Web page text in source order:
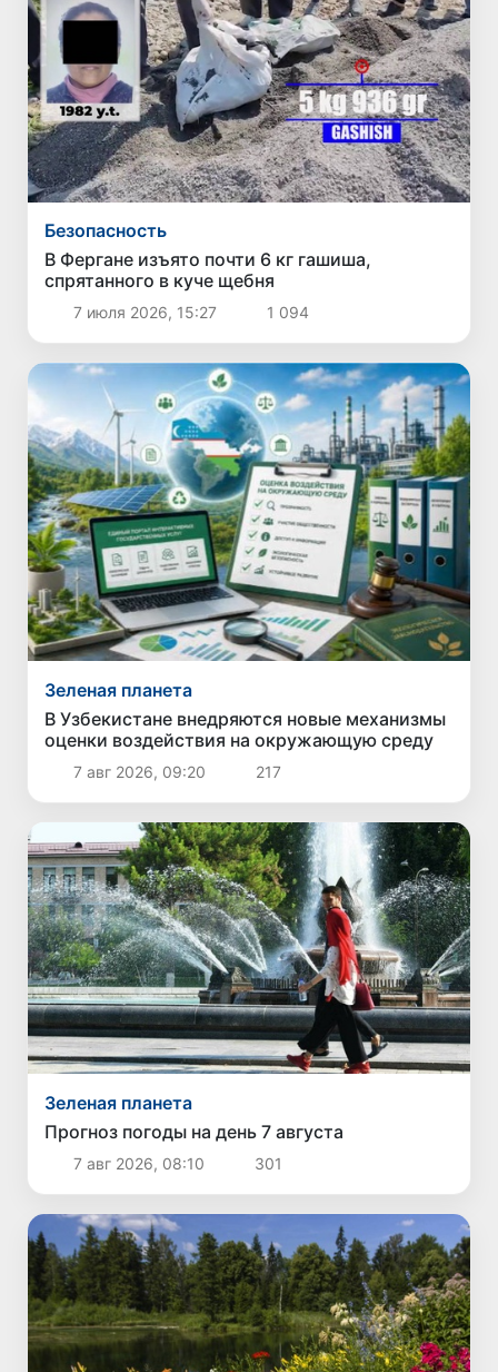
Безопасность
В Фергане изъято почти 6 кг гашиша,
спрятанного в куче щебня
7 июля 2026, 15:27 1 094
Зеленая планета
В Узбекистане внедряются новые механизмы
оценки воздействия на окружающую среду
7 авг 2026, 09:20 217
Зеленая планета
Прогноз погоды на день 7 августа
7 авг 2026, 08:10 301